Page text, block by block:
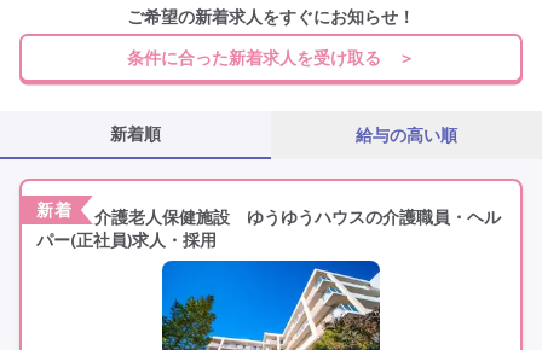
職種を選ぶ
施設形態を選ぶ
社会保険完備
ご希望の新着求人をすぐにお知らせ！
条件に合った新着求人を受け取る ＞
新着順 給与の高い順
新着
介護老人保健施設 ゆうゆうハウスの介護職員・ヘル
パー(正社員)求人・採用